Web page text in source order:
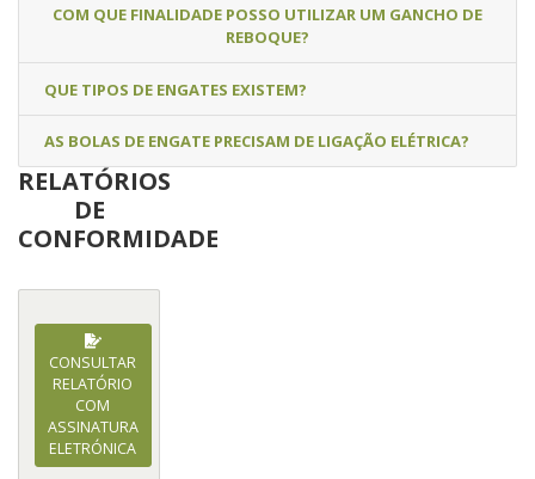
COM QUE FINALIDADE POSSO UTILIZAR UM GANCHO DE
REBOQUE?
QUE TIPOS DE ENGATES EXISTEM?
AS BOLAS DE ENGATE PRECISAM DE LIGAÇÃO ELÉTRICA?
RELATÓRIOS
DE
CONFORMIDADE
CONSULTAR
RELATÓRIO
COM
ASSINATURA
ELETRÓNICA